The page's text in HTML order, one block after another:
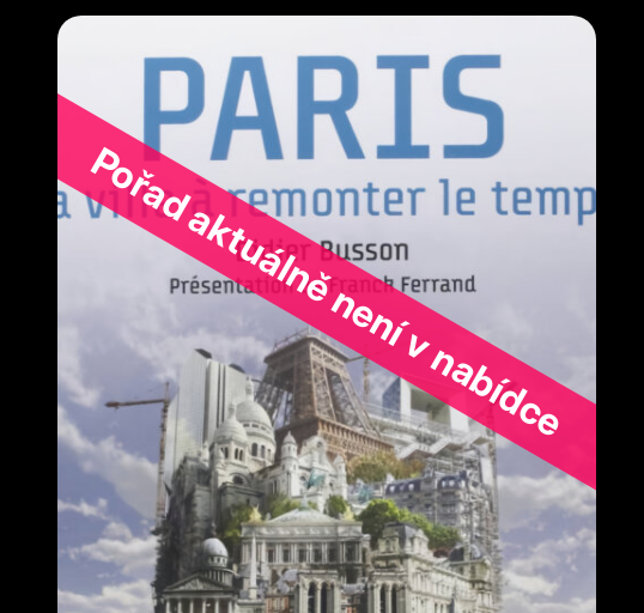
Pořad aktuálně není v nabídce